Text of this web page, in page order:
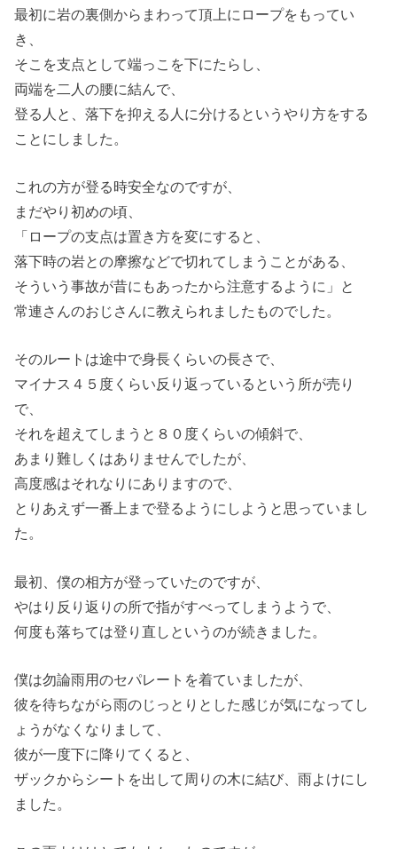
最初に岩の裏側からまわって頂上にロープをもってい
き、
そこを支点として端っこを下にたらし、
両端を二人の腰に結んで、
登る人と、落下を抑える人に分けるというやり方をする
ことにしました。
これの方が登る時安全なのですが、
まだやり初めの頃、
「ロープの支点は置き方を変にすると、
落下時の岩との摩擦などで切れてしまうことがある、
そういう事故が昔にもあったから注意するように」と
常連さんのおじさんに教えられましたものでした。
そのルートは途中で身長くらいの長さで、
マイナス４５度くらい反り返っているという所が売り
で、
それを超えてしまうと８０度くらいの傾斜で、
あまり難しくはありませんでしたが、
高度感はそれなりにありますので、
とりあえず一番上まで登るようにしようと思っていまし
た。
最初、僕の相方が登っていたのですが、
やはり反り返りの所で指がすべってしまうようで、
何度も落ちては登り直しというのが続きました。
僕は勿論雨用のセパレートを着ていましたが、
彼を待ちながら雨のじっとりとした感じが気になってし
ょうがなくなりまして、
彼が一度下に降りてくると、
ザックからシートを出して周りの木に結び、雨よけにし
ました。